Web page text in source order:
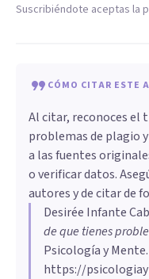
Suscribiéndote aceptas la
CÓMO CITAR ESTE
Al citar, reconoces el
problemas de plagio
a las fuentes
o verificar datos.
autores y de citar de
Desirée Infante
de que tienes
Psicología y Mente.
https://